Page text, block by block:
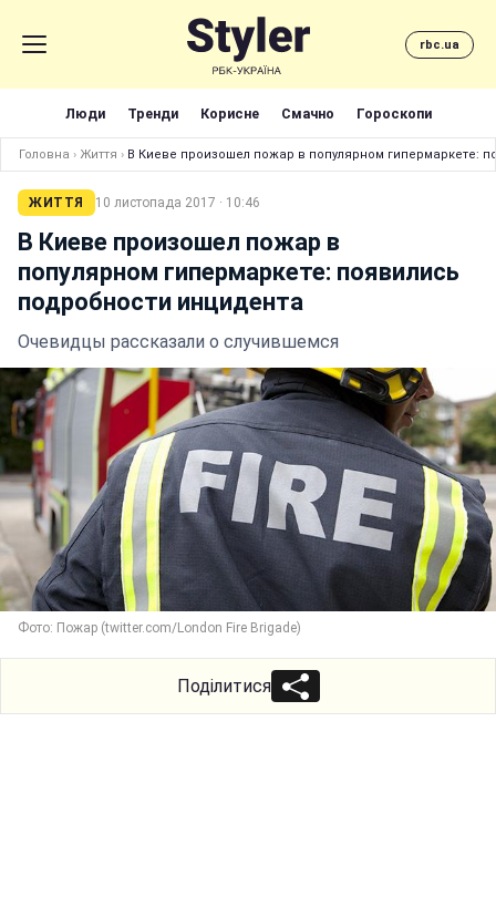
rbc.ua
Люди Тренди Корисне Смачно Гороскопи
Головна › Життя › В Киеве произошел пожар в популярном гипермаркете:
ЖИТТЯ 10 листопада 2017 · 10:46
В Киеве произошел пожар в
популярном гипермаркете: появились
подробности инцидента
Очевидцы рассказали о случившемся
Фото: Пожар (twitter.com/London Fire Brigade)
Поділитися